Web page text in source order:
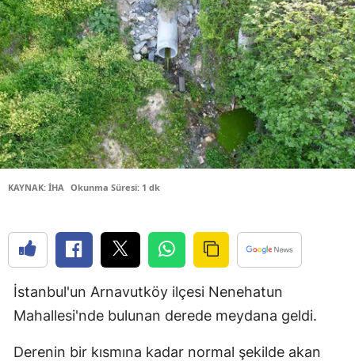
Bursa
Çanakkale
Çankırı
Çorum
Denizli
Diyarbakır
Elazığ
Erzincan
KAYNAK: İHA Okunma Süresi: 1 dk
İstanbul'un Arnavutköy ilçesi Nenehatun
Mahallesi'nde bulunan derede meydana geldi.
Derenin bir kısmına kadar normal şekilde akan